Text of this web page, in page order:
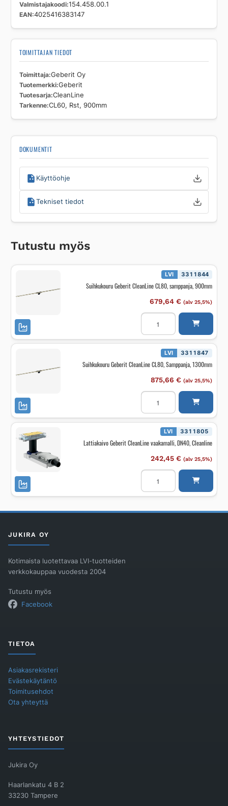
Valmistajakoodi 154.458.00.1
EAN 4025416383147
TOIMITTAJAN TIEDOT
Toimittaja Geberit Oy
Tuotemerkki Geberit
Tuotesarja CleanLine
Tarkenne CL60, Rst, 900mm
DOKUMENTIT
Käyttöohje
Tekniset tiedot
Tutustu myös
LVI 3311844
Suihkukouru Geberit CleanLine CL80, samppanja, 900mm
679,64 € (alv 25,5%)
Suihkukouru
Geberit
CleanLine
CL80,
samppanja,
900mm
määrä
LVI 3311847
Suihkukouru Geberit CleanLine CL80, Samppanja, 1300mm
875,66 € (alv 25,5%)
Suihkukouru
Geberit
CleanLine
CL80,
Samppanja,
1300mm
määrä
LVI 3311805
Lattiakaivo Geberit CleanLine vaakamalli, DN40, Cleanline
242,45 € (alv 25,5%)
Lattiakaivo
Geberit
CleanLine
vaakamalli,
määrä
JUKIRA OY
Kotimaista luotettavaa LVI-tuotteiden
verkkokauppaa vuodesta 2004
Tutustu myös
Facebook
TIETOA
Asiakasrekisteri
Evästekäytäntö
Toimitusehdot
Ota yhteyttä
YHTEYSTIEDOT
Jukira Oy
Haarlankatu 4 B 2
33230 Tampere